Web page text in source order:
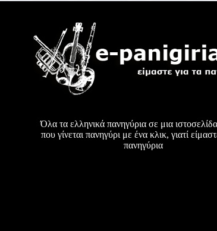
Όλα τα ελληνικά πανηγύρια σε μια
που γίνεται πανηγύρι με ένα κλικ, γιατί
πανηγύρια